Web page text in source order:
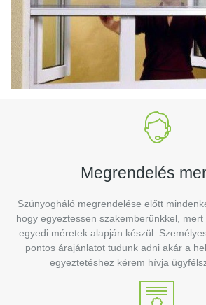
Megrendelés
Szúnyogháló megrendelése előtt
hogy egyeztessen szakemberünkkel,
egyedi méretek alapján készül.
pontos árajánlatot tudunk adni akár a
egyeztetéshez kérem hívja